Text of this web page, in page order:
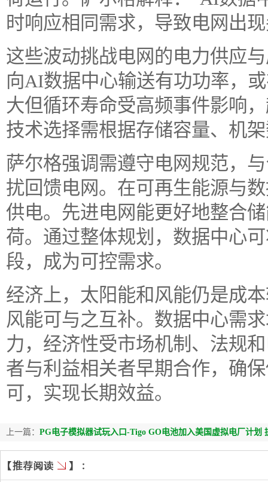
时响应相同需求，导致电网出
这些波动挑战电网的电力供应
向AI数据中心输送有功功率，
大但循环寿命受高频事件影响
技术选择需根据存储容量、机
萨尔格强调需遵守电网规范，
扰回馈电网。在可再生能源与
供电。先进电网能更好地整合
荷。通过整体规划，数据中心
段，成为可控需求。
经济上，太阳能和风能仍是成
风能可与之互补。数据中心需
力，经济性受市场机制、法规
者与利益相关者早期合作，确
可，实现长期效益。
上一篇： PG电子模拟器试玩入口-Tigo GO电池加入美国虚拟电厂计划